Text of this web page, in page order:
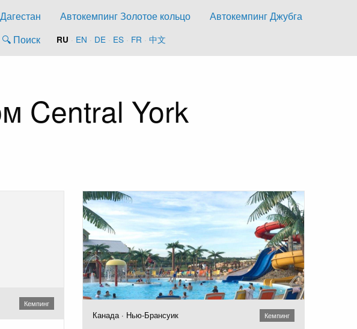
Автокемпинг Золотое кольцо
Автокемпинг Джубга
🔍 Поиск RU · EN · DE · ES · FR · 中文
Central York
Кемпинг
Канада · Нью-Брансуик Кемпинг